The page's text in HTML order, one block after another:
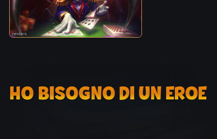
HO BISOGNO DI UN EROE